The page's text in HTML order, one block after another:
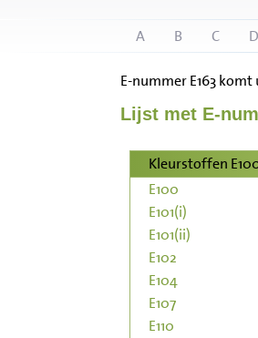
Registreren
A B C D
E-nummer E163
Lijst met E-
Kleurstoffen
E100
E101(i)
E101(ii)
E102
E104
E107
E110